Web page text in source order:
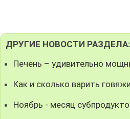
ДРУГИЕ НОВОСТИ РАЗДЕЛА:
Печень – удивительно
Как и сколько варить
Ноябрь - месяц